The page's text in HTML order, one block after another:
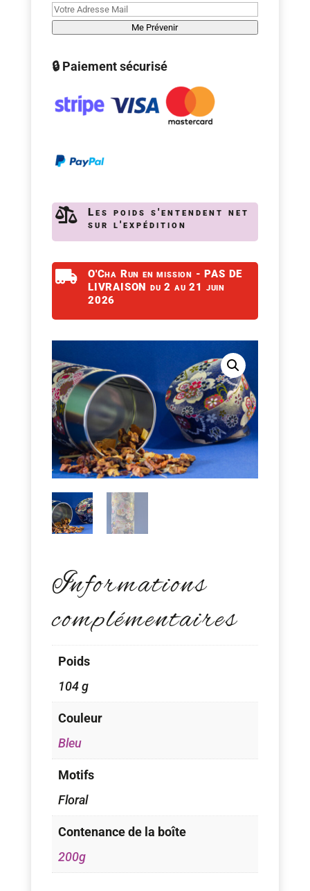
Me Prévenir
🔒 Paiement sécurisé

Les poids s'entendent net
sur l'expédition

O'Cha Run en mission - PAS DE
LIVRAISON du 2 au 21 juin
2026
Informations
complémentaires
Poids
104 g
Couleur
Bleu
Motifs
Floral
Contenance de la boîte
200g